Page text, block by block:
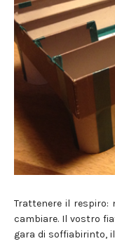
Trattenere il respiro:
cambiare. Il vostro
gara di soffiabirinto,